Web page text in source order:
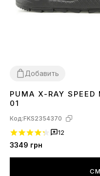
Добавить
36424344
PUMA X-RAY
01
Код:FKS2354370
12
3349 грн